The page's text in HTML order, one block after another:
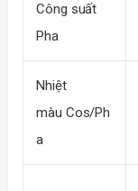
Công suất
Pha
Nhiệt
màu Cos/Ph
a